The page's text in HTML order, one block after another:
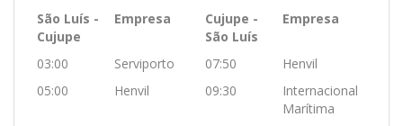
São Luís -
Cujupe
Empresa
Cujupe -
São Luís
Empresa
03:00 Serviporto 07:50
Henvil
05:00
Henvil 09:30
Internacional
Marítima